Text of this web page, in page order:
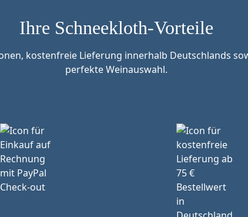
Ihre Schneekloth-Vorteile
kostenfreie Lieferung innerhalb Deutschlands
perfekte Weinauswahl.